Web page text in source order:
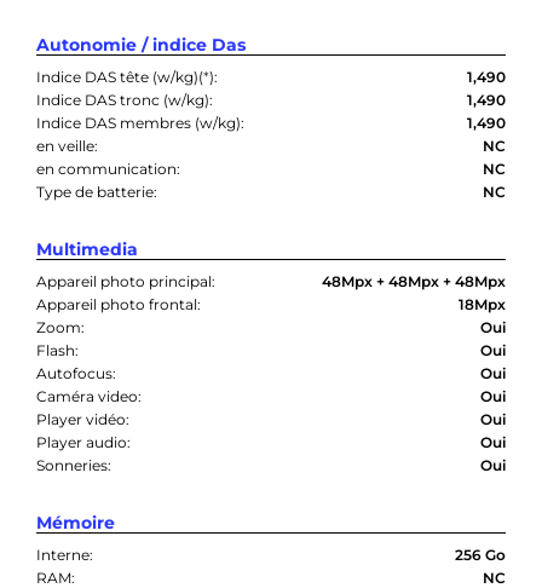
Autonomie / indice Das
Indice DAS tête (w/kg)(*):
1,490
Indice DAS tronc (w/kg):
1,490
Indice DAS membres (w/kg):
1,490
en veille:
NC
en communication:
NC
Type de batterie:
NC
Multimedia
Appareil photo principal:
48Mpx + 48Mpx + 48Mpx
Appareil photo frontal:
18Mpx
Zoom:
Oui
Flash:
Oui
Autofocus:
Oui
Caméra video:
Oui
Player vidéo:
Oui
Player audio:
Oui
Sonneries:
Oui
Mémoire
Interne:
256 Go
RAM:
NC